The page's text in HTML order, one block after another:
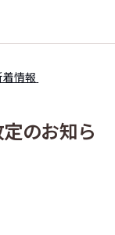
ポップ！レンタル
着情報
のお知ら